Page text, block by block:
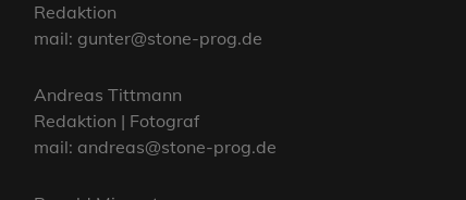
Redaktion
mail: gunter@stone-prog.de
Andreas Tittmann
Redaktion | Fotograf
mail: andreas@stone-prog.de